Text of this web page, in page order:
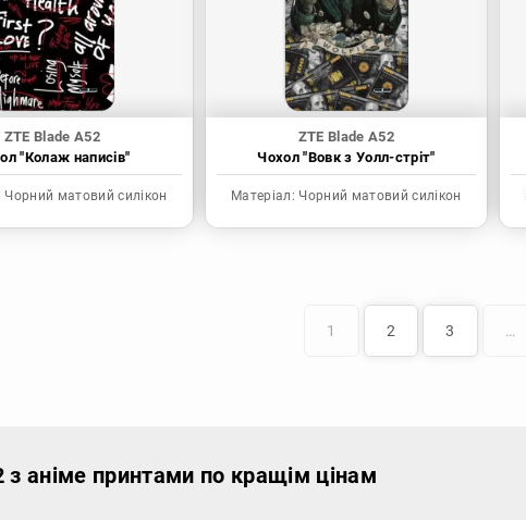
ZTE Blade A52
"Колаж написів"
Чорний матовий силікон
ZTE Blade A52
Чохол "Вовк з Уолл-стріт"
Матеріал: Чорний матовий силікон
1 2 3 …
з аніме принтами по кращім цінам